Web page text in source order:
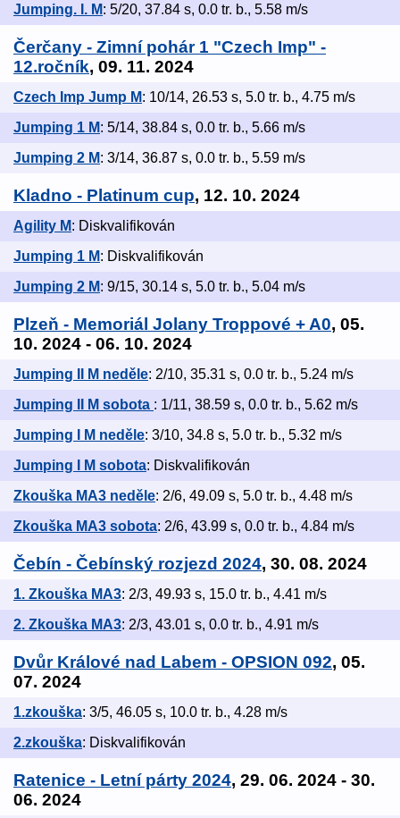
Jumping. I. M: 5/20, 37.84 s, 0.0 tr. b., 5.58 m/s
Čerčany - Zimní pohár 1 "Czech Imp" -
12.ročník, 09. 11. 2024
Czech Imp Jump M: 10/14, 26.53 s, 5.0 tr. b., 4.75 m/s
Jumping 1 M: 5/14, 38.84 s, 0.0 tr. b., 5.66 m/s
Jumping 2 M: 3/14, 36.87 s, 0.0 tr. b., 5.59 m/s
Kladno - Platinum cup, 12. 10. 2024
Agility M: Diskvalifikován
Jumping 1 M: Diskvalifikován
Jumping 2 M: 9/15, 30.14 s, 5.0 tr. b., 5.04 m/s
Plzeň - Memoriál Jolany Troppové + A0, 05.
10. 2024 - 06. 10. 2024
Jumping II M neděle: 2/10, 35.31 s, 0.0 tr. b., 5.24 m/s
Jumping II M sobota : 1/11, 38.59 s, 0.0 tr. b., 5.62 m/s
Jumping I M neděle: 3/10, 34.8 s, 5.0 tr. b., 5.32 m/s
Jumping I M sobota: Diskvalifikován
Zkouška MA3 neděle: 2/6, 49.09 s, 5.0 tr. b., 4.48 m/s
Zkouška MA3 sobota: 2/6, 43.99 s, 0.0 tr. b., 4.84 m/s
Čebín - Čebínský rozjezd 2024, 30. 08. 2024
1. Zkouška MA3: 2/3, 49.93 s, 15.0 tr. b., 4.41 m/s
2. Zkouška MA3: 2/3, 43.01 s, 0.0 tr. b., 4.91 m/s
Dvůr Králové nad Labem - OPSION 092, 05.
07. 2024
1.zkouška: 3/5, 46.05 s, 10.0 tr. b., 4.28 m/s
2.zkouška: Diskvalifikován
Ratenice - Letní párty 2024, 29. 06. 2024 - 30.
06. 2024